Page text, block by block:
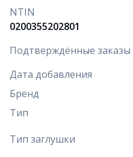
NTIN
0200355202801
Подтверждённые заказы
Дата добавления
Бренд
Тип
Тип заглушки